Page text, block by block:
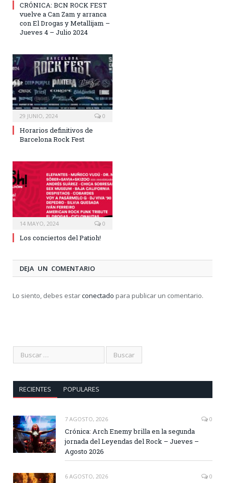
CRÓNICA: BCN ROCK FEST
vuelve a Can Zam y arranca
con El Drogas y Metallijam –
Jueves 4 – Julio 2024
29 JUNIO, 2024 0
Horarios definitivos de
Barcelona Rock Fest
14 MAYO, 2024 0
Los conciertos del Patioh!
DEJA UN COMENTARIO
Lo siento, debes estarconectado para publicar un comentario.
RECIENTES POPULARES
7 AGOSTO, 2026 0
Crónica: Arch Enemy brilla en la segunda
jornada del Leyendas del Rock – Jueves –
Agosto 2026
6 AGOSTO, 2026 0